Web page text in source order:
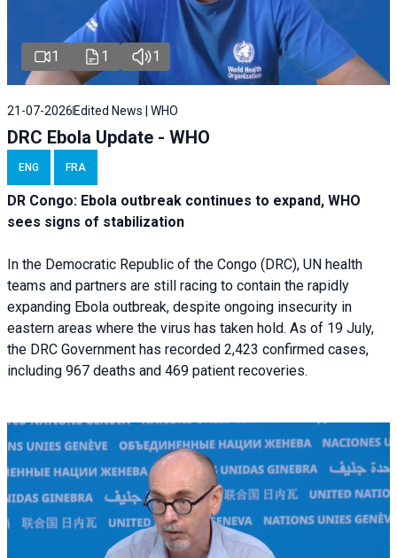
1 1 1
21-07-2026 Edited News | WHO
DRC Ebola Update - WHO
ENG FRA
DR Congo: Ebola outbreak continues to expand, WHO
sees signs of stabilization
In the Democratic Republic of the Congo (DRC), UN health
teams and partners are still racing to contain the rapidly
expanding Ebola outbreak, despite ongoing insecurity in
eastern areas where the virus has taken hold. As of 19 July,
the DRC Government has recorded 2,423 confirmed cases,
including 967 deaths and 469 patient recoveries.